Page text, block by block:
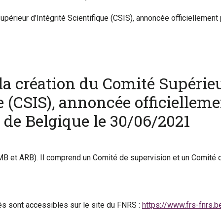
création du Comité
annoncée
Belgique le 30/06/2021
et ARB). Il comprend un Comité de supervision et un Comité
sont accessibles sur le site du FNRS : https://www.frs-